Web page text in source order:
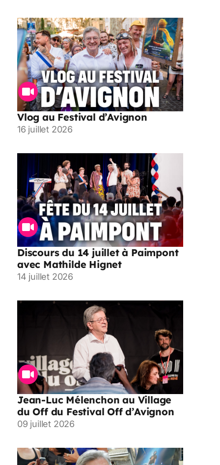
Vlog au Festival d’Avignon
16 juillet 2026
Discours du 14 juillet à Paimpont
avec Mathilde Hignet
14 juillet 2026
Jean-Luc Mélenchon au Village
du Off du Festival Off d’Avignon
09 juillet 2026